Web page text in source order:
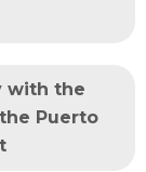
with the
Puerto